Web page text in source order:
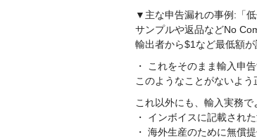
▼主な申告漏れの事例:「
サンプルや返品などNo
輸出者から$1など最低額
・ これをそのまま輸入申
このようなことがないよう
これ以外にも、輸入実務で
・ インボイスに記載され
・ 海外生産のために無償